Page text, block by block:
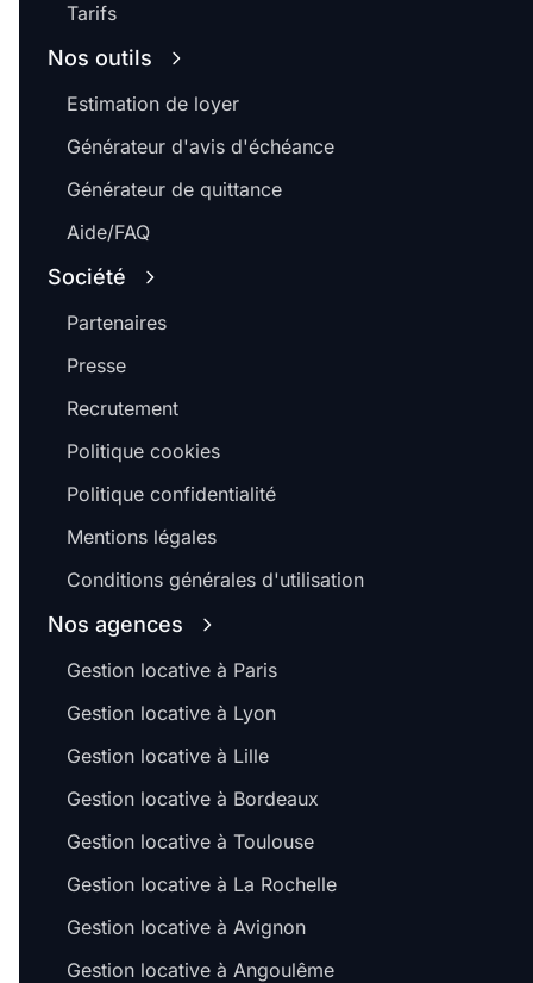
Tarifs
Nos outils
Estimation de loyer
Générateur d'avis d'échéance
Générateur de quittance
Aide/FAQ
Société
Partenaires
Presse
Recrutement
Politique cookies
Politique confidentialité
Mentions légales
Conditions générales d'utilisation
Nos agences
Gestion locative à Paris
Gestion locative à Lyon
Gestion locative à Lille
Gestion locative à Bordeaux
Gestion locative à Toulouse
Gestion locative à La Rochelle
Gestion locative à Avignon
Gestion locative à Angoulême